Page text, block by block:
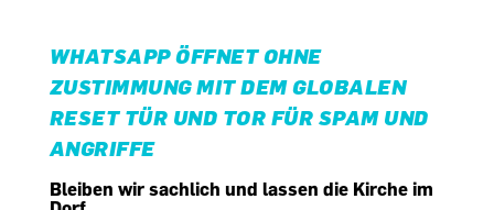
WHATSAPP ÖFFNET OHNE
ZUSTIMMUNG MIT DEM GLOBALEN
RESET TÜR UND TOR FÜR SPAM UND
ANGRIFFE
Bleiben wir sachlich und lassen die Kirche im